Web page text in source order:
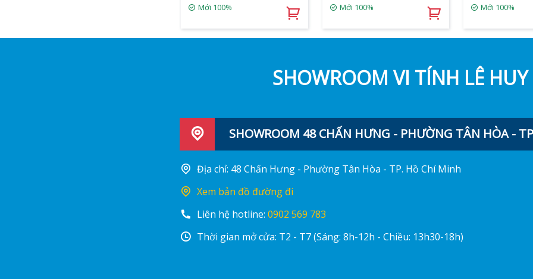
Mới 100% Mới 100% Mới 100%
SHOWROOM VI TÍNH LÊ HUY
SHOWROOM 48 CHẤN HƯNG - PHƯỜNG TÂN HÒA -
Địa chỉ: 48 Chấn Hưng - Phường Tân Hòa - TP. Hồ Chí Minh
Xem bản đồ đường đi
Liên hệ hotline: 0902 569 783
Thời gian mở cửa: T2 - T7 (Sáng: 8h-12h - Chiều: 13h30-18h)